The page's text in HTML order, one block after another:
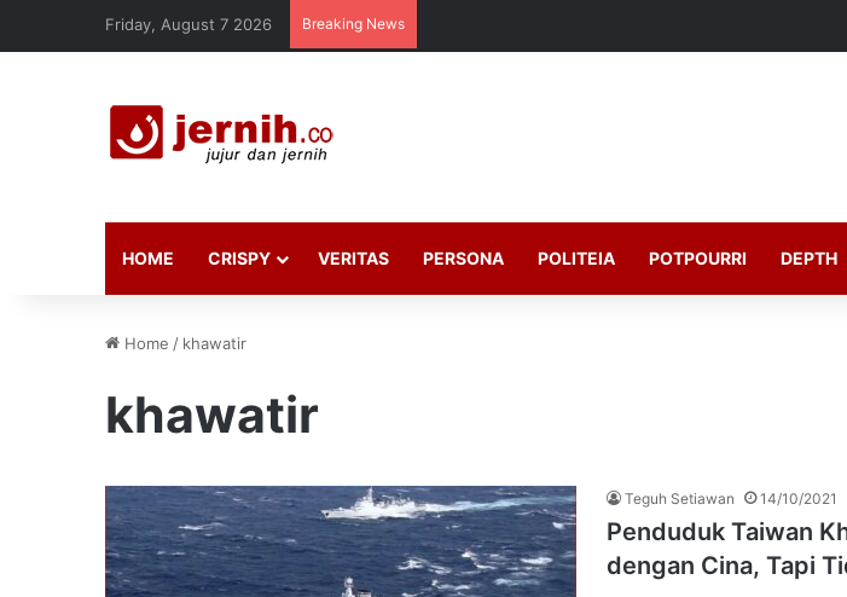
Friday, August 7 2026 Breaking News
HOME CRISPY VERITAS PERSONA POLITEIA POTPOURRI DEPTH
Home / khawatir
khawatir
Teguh Setiawan 14/10/2021
Penduduk Taiwan
dengan Cina, Tapi